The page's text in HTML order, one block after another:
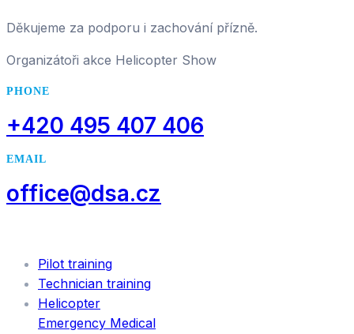
Děkujeme za podporu i zachování přízně.
Organizátoři akce Helicopter Show
PHONE
+420 495 407 406
EMAIL
office@dsa.cz
Pilot training
Technician training
Helicopter
Emergency Medical